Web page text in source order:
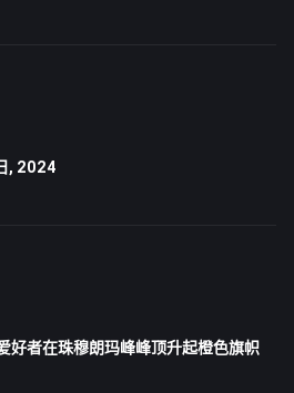
, 2024
好者在珠穆朗玛峰峰顶升起橙色旗帜